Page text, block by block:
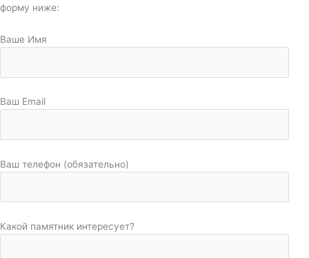
форму ниже:
Ваше Имя
Ваш Email
Ваш телефон (обязательно)
Какой памятник интересует?